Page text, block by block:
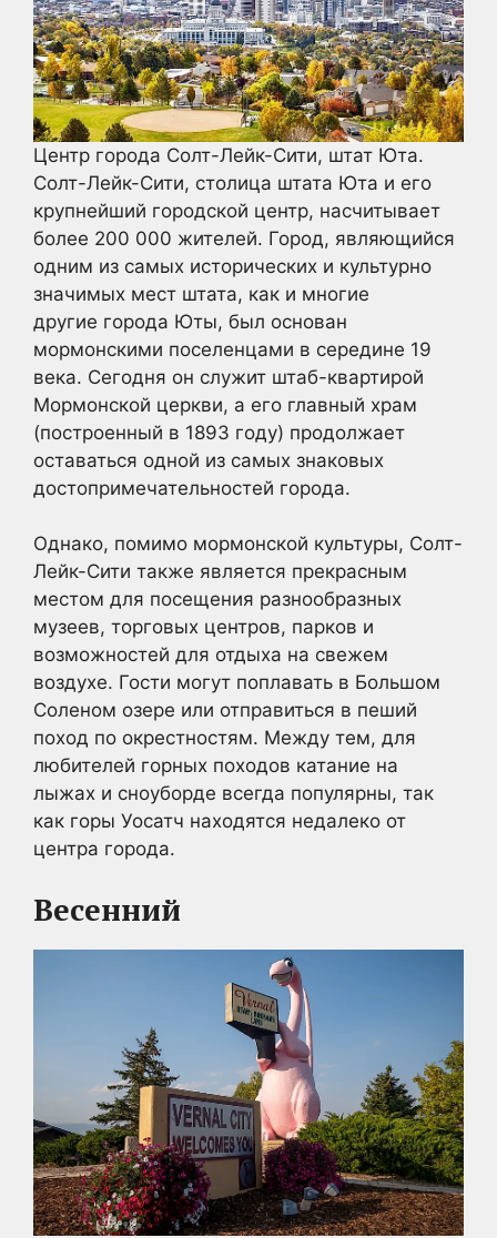
Центр города Солт-Лейк-Сити, штат Юта.
Солт-Лейк-Сити, столица штата Юта и его
крупнейший городской центр, насчитывает
более 200 000 жителей. Город, являющийся
одним из самых исторических и культурно
значимых мест штата, как и многие
другие города Юты, был основан
мормонскими поселенцами в середине 19
века. Сегодня он служит штаб-квартирой
Мормонской церкви, а его главный храм
(построенный в 1893 году) продолжает
оставаться одной из самых знаковых
достопримечательностей города.
Однако, помимо мормонской культуры, Солт-
Лейк-Сити также является прекрасным
местом для посещения разнообразных
музеев, торговых центров, парков и
возможностей для отдыха на свежем
воздухе. Гости могут поплавать в Большом
Соленом озере или отправиться в пеший
поход по окрестностям. Между тем, для
любителей горных походов катание на
лыжах и сноуборде всегда популярны, так
как горы Уосатч находятся недалеко от
центра города.
Весенний